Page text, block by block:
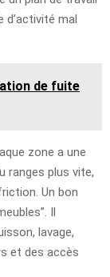
d’activité mal
de fuite
zone a une
ranges plus vite,
Un bon
Il
lavage,
et des accès